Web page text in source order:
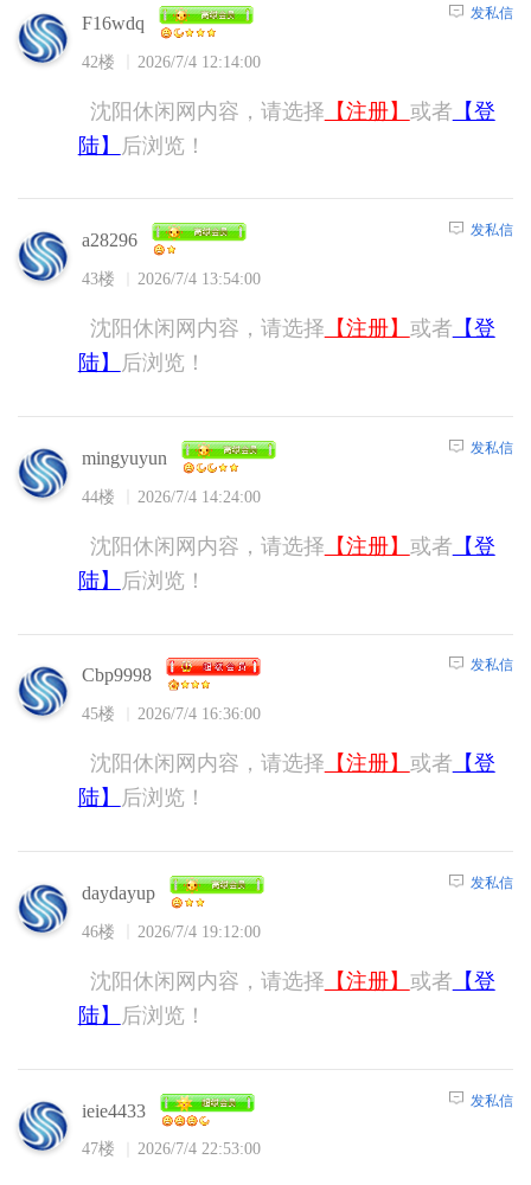
F16wdq
42楼 2026/7/4 12:14:00
发私信
沈阳休闲网内容，请选择 【注册】 或者 【登
陆】
后浏览！
a28296
43楼 2026/7/4 13:54:00
发私信
沈阳休闲网内容，请选择 【注册】 或者 【登
陆】
后浏览！
mingyuyun
44楼 2026/7/4 14:24:00
发私信
沈阳休闲网内容，请选择 【注册】 或者 【登
陆】
后浏览！
Cbp9998
45楼 2026/7/4 16:36:00
发私信
沈阳休闲网内容，请选择 【注册】 或者 【登
陆】
后浏览！
daydayup
46楼 2026/7/4 19:12:00
发私信
沈阳休闲网内容，请选择 【注册】 或者 【登
陆】
后浏览！
ieie4433
47楼 2026/7/4 22:53:00
发私信